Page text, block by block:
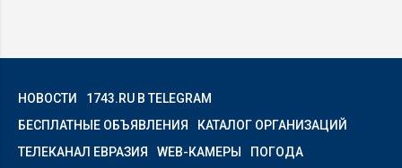
НОВОСТИ
1743.RU В TELEGRAM
БЕСПЛАТНЫЕ ОБЪЯВЛЕНИЯ
КАТАЛОГ ОРГАНИЗАЦИЙ
ТЕЛЕКАНАЛ ЕВРАЗИЯ
WEB-КАМЕРЫ
ПОГОДА